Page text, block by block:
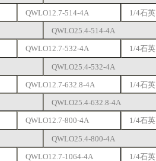
QWLO12.7-514-4A 1/4石英
QWLO25.4-514-4A
QWLO12.7-532-4A 1/4石英
QWLO25.4-532-4A
QWLO12.7-632.8-4A 1/4石英
QWLO25.4-632.8-4A
QWLO12.7-800-4A 1/4石英
QWLO25.4-800-4A
QWLO12.7-1064-4A 1/4石英